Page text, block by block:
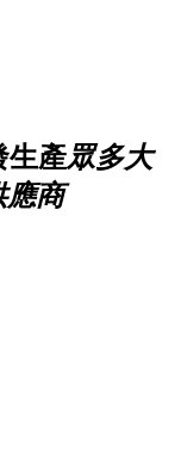
生產眾多大
應商